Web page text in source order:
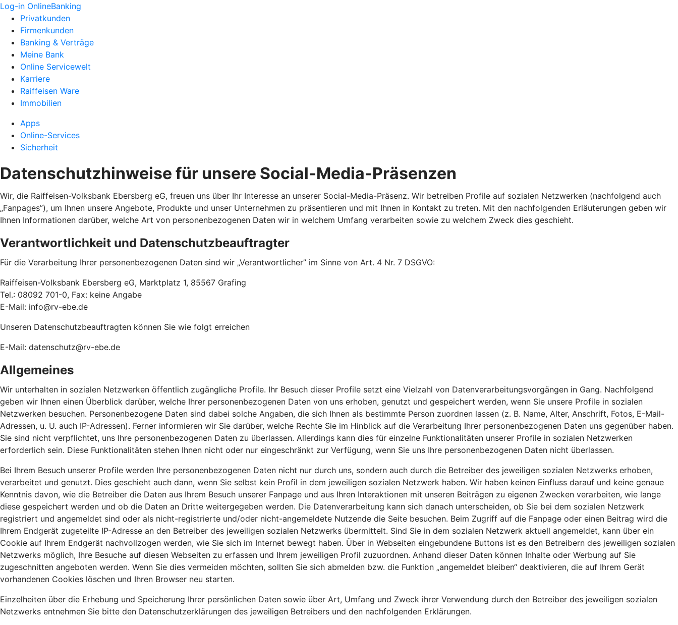
Log-in OnlineBanking
Privatkunden
Firmenkunden
Banking & Verträge
Meine Bank
Online Servicewelt
Karriere
Raiffeisen Ware
Immobilien
Apps
Online-Services
Sicherheit
Datenschutzhinweise für unsere Social-Media-Präsenzen
Wir, die Raiffeisen-Volksbank Ebersberg eG, freuen uns über Ihr Interesse an unserer Social-Media-Präsenz. Wir betreiben Profile auf sozialen Netzwerken (nachfolgend auch
„Fanpages”), um Ihnen unsere Angebote, Produkte und unser Unternehmen zu präsentieren und mit Ihnen in Kontakt zu treten. Mit den nachfolgenden Erläuterungen geben wir
Ihnen Informationen darüber, welche Art von personenbezogenen Daten wir in welchem Umfang verarbeiten sowie zu welchem Zweck dies geschieht.
Verantwortlichkeit und Datenschutzbeauftragter
Für die Verarbeitung Ihrer personenbezogenen Daten sind wir „Verantwortlicher” im Sinne von Art. 4 Nr. 7 DSGVO:
Raiffeisen-Volksbank Ebersberg eG, Marktplatz 1, 85567 Grafing
Tel.: 08092 701-0, Fax: keine Angabe
E-Mail: info@rv-ebe.de
Unseren Datenschutzbeauftragten können Sie wie folgt erreichen
E-Mail: datenschutz@rv-ebe.de
Allgemeines
Wir unterhalten in sozialen Netzwerken öffentlich zugängliche Profile. Ihr Besuch dieser Profile setzt eine Vielzahl von Datenverarbeitungsvorgängen in Gang. Nachfolgend
geben wir Ihnen einen Überblick darüber, welche Ihrer personenbezogenen Daten von uns erhoben, genutzt und gespeichert werden, wenn Sie unsere Profile in sozialen
Netzwerken besuchen. Personenbezogene Daten sind dabei solche Angaben, die sich Ihnen als bestimmte Person zuordnen lassen (z. B. Name, Alter, Anschrift, Fotos, E-Mail-
Adressen, u. U. auch IP-Adressen). Ferner informieren wir Sie darüber, welche Rechte Sie im Hinblick auf die Verarbeitung Ihrer personenbezogenen Daten uns gegenüber haben.
Sie sind nicht verpflichtet, uns Ihre personenbezogenen Daten zu überlassen. Allerdings kann dies für einzelne Funktionalitäten unserer Profile in sozialen Netzwerken
erforderlich sein. Diese Funktionalitäten stehen Ihnen nicht oder nur eingeschränkt zur Verfügung, wenn Sie uns Ihre personenbezogenen Daten nicht überlassen.
Bei Ihrem Besuch unserer Profile werden Ihre personenbezogenen Daten nicht nur durch uns, sondern auch durch die Betreiber des jeweiligen sozialen Netzwerks erhoben,
verarbeitet und genutzt. Dies geschieht auch dann, wenn Sie selbst kein Profil in dem jeweiligen sozialen Netzwerk haben. Wir haben keinen Einfluss darauf und keine genaue
Kenntnis davon, wie die Betreiber die Daten aus Ihrem Besuch unserer Fanpage und aus Ihren Interaktionen mit unseren Beiträgen zu eigenen Zwecken verarbeiten, wie lange
diese gespeichert werden und ob die Daten an Dritte weitergegeben werden. Die Datenverarbeitung kann sich danach unterscheiden, ob Sie bei dem sozialen Netzwerk
registriert und angemeldet sind oder als nicht-registrierte und/oder nicht-angemeldete Nutzende die Seite besuchen. Beim Zugriff auf die Fanpage oder einen Beitrag wird die
Ihrem Endgerät zugeteilte IP-Adresse an den Betreiber des jeweiligen sozialen Netzwerks übermittelt. Sind Sie in dem sozialen Netzwerk aktuell angemeldet, kann über ein
Cookie auf Ihrem Endgerät nachvollzogen werden, wie Sie sich im Internet bewegt haben. Über in Webseiten eingebundene Buttons ist es den Betreibern des jeweiligen sozialen
Netzwerks möglich, Ihre Besuche auf diesen Webseiten zu erfassen und Ihrem jeweiligen Profil zuzuordnen. Anhand dieser Daten können Inhalte oder Werbung auf Sie
zugeschnitten angeboten werden. Wenn Sie dies vermeiden möchten, sollten Sie sich abmelden bzw. die Funktion „angemeldet bleiben“ deaktivieren, die auf Ihrem Gerät
vorhandenen Cookies löschen und Ihren Browser neu starten.
Einzelheiten über die Erhebung und Speicherung Ihrer persönlichen Daten sowie über Art, Umfang und Zweck ihrer Verwendung durch den Betreiber des jeweiligen sozialen
Netzwerks entnehmen Sie bitte den Datenschutzerklärungen des jeweiligen Betreibers und den nachfolgenden Erklärungen.